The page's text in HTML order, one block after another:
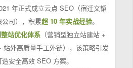
年正式成立云点 SEO（宿迁文韬
司），积累超 10 年实战经验。
站优化体系（营销型独立站建站 +
站外高质量手工外链），该策略引发
安全高效 SEO 方案。